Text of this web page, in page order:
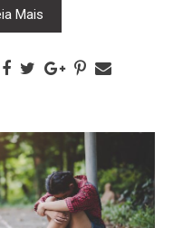
Mais